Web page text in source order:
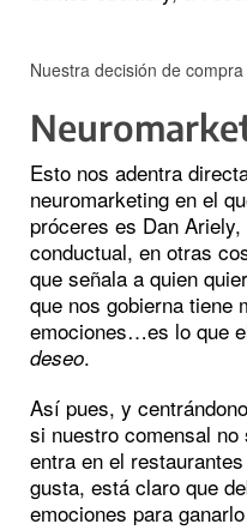
Nuestra decisión de
Esto nos adentra
neuromarketing en el
próceres es Dan
conductual, en otras
que señala a quien
que nos gobierna tiene
emociones…es lo que
deseo.
Así pues, y
si nuestro comensal
entra en el
gusta, está claro que
emociones para